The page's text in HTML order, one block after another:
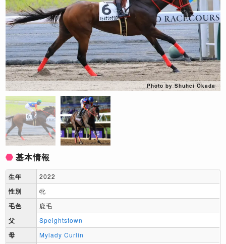
Photo by Shuhei Okada
基本情報
生年 2022
性別 牝
毛色 鹿毛
父 Speightstown
母 Mylady Curlin